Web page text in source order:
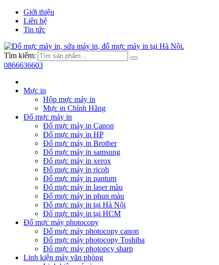
Giới thiệu
Liên hệ
Tin tức
Tìm kiếm:
0866636603
Mực in
Hộp mực máy in
Mực in Chính Hãng
Đổ mực máy in
Đổ mực máy in Canon
Đổ mực máy in HP
Đổ mực máy in Brother
Đổ mực máy in samsung
Đổ mực máy in xerox
Đổ mực máy in ricoh
Đổ mực máy in pantum
Đổ mực máy in laser màu
Đổ mực máy in phun màu
Đổ mực máy in tại Hà Nội
Đổ mực máy in tại HCM
Đổ mực máy photocopy
Đổ mực máy photocopy canon
Đổ mực máy photocopy Toshiba
Đổ mực máy photopcy sharp
Linh kiện máy văn phòng